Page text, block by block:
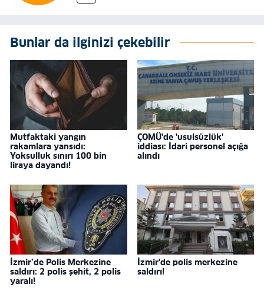
Bunlar da ilginizi çekebilir
Mutfaktaki yangın
rakamlara yansıdı:
Yoksulluk sınırı 100 bin
liraya dayandı!
ÇOMÜ'de 'usulsüzlük'
iddiası: İdari personel açığa
alındı
İzmir’de Polis Merkezine
saldırı: 2 polis şehit, 2 polis
yaralı!
İzmir'de polis merkezine
saldırı!